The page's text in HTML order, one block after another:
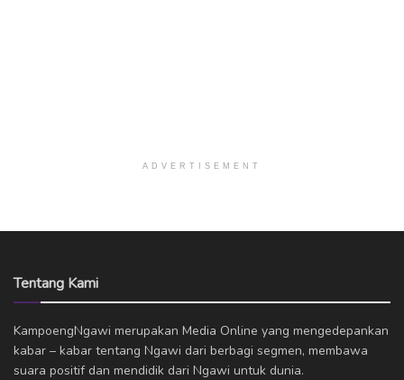
ADVERTISEMENT
Tentang Kami
KampoengNgawi merupakan Media Online yang mengedepankan
kabar – kabar tentang Ngawi dari berbagi segmen, membawa
suara positif dan mendidik dari Ngawi untuk dunia.